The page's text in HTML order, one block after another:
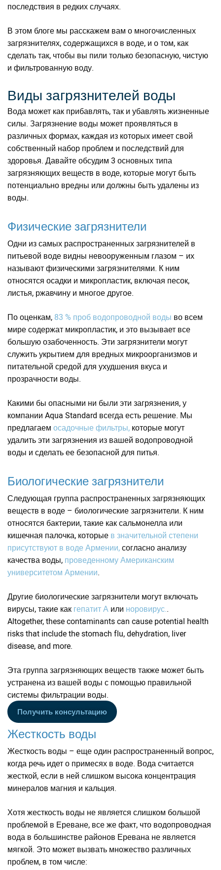
последствия в редких случаях.
В этом блоге мы расскажем вам о многочисленных
загрязнителях, содержащихся в воде, и о том, как
сделать так, чтобы вы пили только безопасную, чистую
и фильтрованную воду.
Виды загрязнителей воды
Вода может как прибавлять, так и убавлять жизненные
силы. Загрязнение воды может проявляться в
различных формах, каждая из которых имеет свой
собственный набор проблем и последствий для
здоровья. Давайте обсудим 3 основных типа
загрязняющих веществ в воде, которые могут быть
потенциально вредны или должны быть удалены из
воды.
Физические загрязнители
Одни из самых распространенных загрязнителей в
питьевой воде видны невооруженным глазом – их
называют физическими загрязнителями. К ним
относятся осадки и микропластик, включая песок,
листья, ржавчину и многое другое.
По оценкам, 83 % проб водопроводной воды во всем
мире содержат микропластик, и это вызывает все
большую озабоченность. Эти загрязнители могут
служить укрытием для вредных микроорганизмов и
питательной средой для ухудшения вкуса и
прозрачности воды.
Какими бы опасными ни были эти загрязнения, у
компании Aqua Standard всегда есть решение. Мы
предлагаем осадочные фильтры, которые могут
удалить эти загрязнения из вашей водопроводной
воды и сделать ее безопасной для питья.
Биологические загрязнители
Следующая группа распространенных загрязняющих
веществ в воде – биологические загрязнители. К ним
относятся бактерии, такие как сальмонелла или
кишечная палочка, которые в значительной степени
присутствуют в воде Армении,согласно анализу
качества воды, проведенному Американским
университетом Армении.
Другие биологические загрязнители могут включать
вирусы, такие как гепатит А или норовирус. .
Altogether, these contaminants can cause potential health
risks that include the stomach flu, dehydration, liver
disease, and more.
Эта группа загрязняющих веществ также может быть
устранена из вашей воды с помощью правильной
системы фильтрации воды.
Получить консультацию
Жесткость воды
Жесткость воды – еще один распространенный вопрос,
когда речь идет о примесях в воде. Вода считается
жесткой, если в ней слишком высока концентрация
минералов магния и кальция.
Хотя жесткость воды не является слишком большой
проблемой в Ереване, все же факт, что водопроводная
вода в большинстве районов Еревана не является
мягкой. Это может вызвать множество различных
проблем, в том числе: